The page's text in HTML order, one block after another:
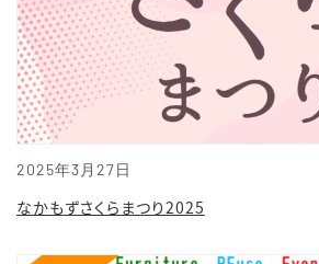
2025年3月27日
なかもずさくらまつり2025